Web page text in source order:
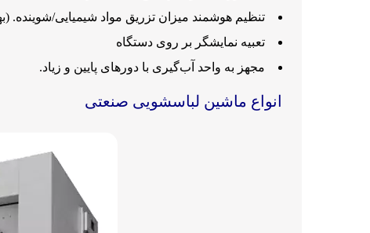
تنظیم هوشمند میزان تزریق مواد شیمیایی/
تعبیه نمایشگر بر روی دستگاه
مجهز به واحد آب‌گیری با دورهای پایین و زیاد.
انواع ماشین لباسشویی صنعتی